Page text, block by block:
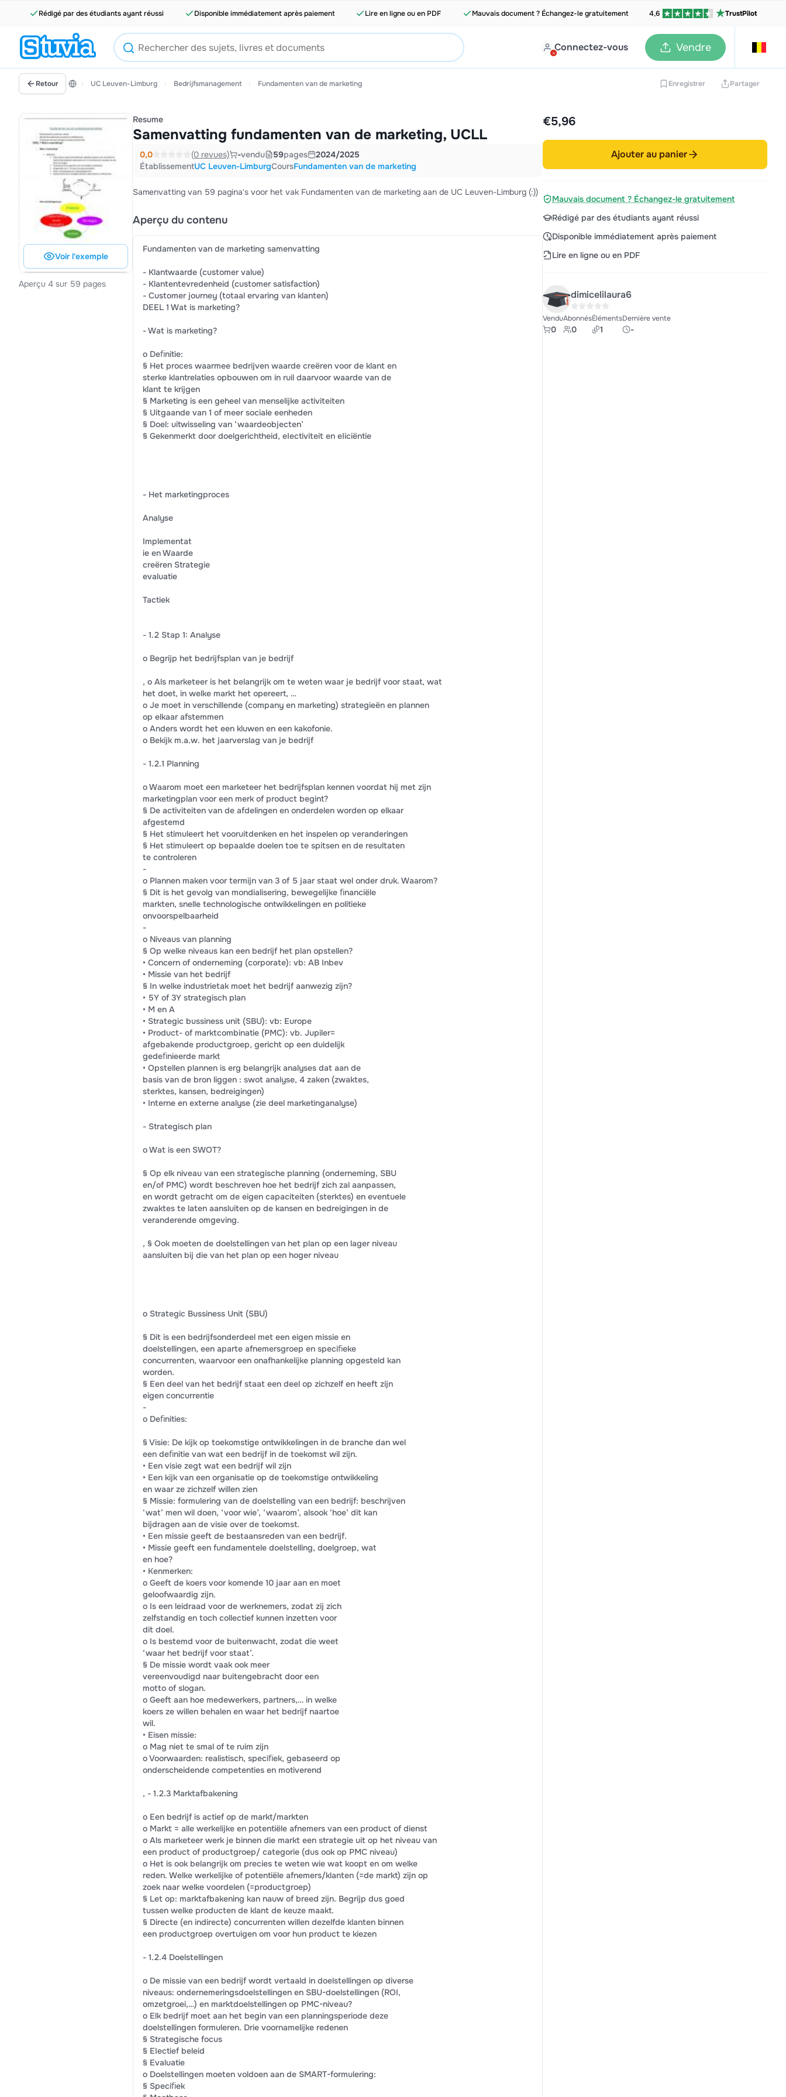
Rédigé par des étudiants ayant réussi Disponible immédiatement après paiement Lire en ligne ou en PDF Mauvais document ? Échangez-le gratuitement 4,6 TrustPilot
Connectez-vous Vendre
Retour UC Leuven-Limburg Bedrijfsmanagement Fundamenten van de marketing Enregistrer Partager
Voir l'exemple
Aperçu 4 sur 59 pages
Resume
Samenvatting fundamenten van de marketing, UCLL
0,0 (0 revues) -vendu 59pages
2024/2025
ÉtablissementUC Leuven-LimburgCoursFundamenten van de marketing
Samenvatting van 59 pagina's voor het vak Fundamenten van de marketing aan de UC Leuven-Limburg (:))
Aperçu du contenu
Fundamenten van de marketing samenvatting
- Klantwaarde (customer value)
- Klantentevredenheid (customer satisfaction)
- Customer journey (totaal ervaring van klanten)
DEEL 1 Wat is marketing?
- Wat is marketing?
o Deﬁnitie:
§ Het proces waarmee bedrijven waarde creëren voor de klant en
sterke klantrelaties opbouwen om in ruil daarvoor waarde van de
klant te krijgen
§ Marketing is een geheel van menselijke activiteiten
§ Uitgaande van 1 of meer sociale eenheden
§ Doel: uitwisseling van ‘waardeobjecten’
§ Gekenmerkt door doelgerichtheid, eIectiviteit en eIiciëntie
- Het marketingproces
Analyse
Implementat
ie en Waarde
creëren Strategie
evaluatie
Tactiek
- 1.2 Stap 1: Analyse
o Begrijp het bedrijfsplan van je bedrijf
, o Als marketeer is het belangrijk om te weten waar je bedrijf voor staat, wat
het doet, in welke markt het opereert, …
o Je moet in verschillende (company en marketing) strategieën en plannen
op elkaar afstemmen
o Anders wordt het een kluwen en een kakofonie.
o Bekijk m.a.w. het jaarverslag van je bedrijf
- 1.2.1 Planning
o Waarom moet een marketeer het bedrijfsplan kennen voordat hij met zijn
marketingplan voor een merk of product begint?
§ De activiteiten van de afdelingen en onderdelen worden op elkaar
afgestemd
§ Het stimuleert het vooruitdenken en het inspelen op veranderingen
§ Het stimuleert op bepaalde doelen toe te spitsen en de resultaten
te controleren
-
o Plannen maken voor termijn van 3 of 5 jaar staat wel onder druk. Waarom?
§ Dit is het gevolg van mondialisering, bewegelijke ﬁnanciële
markten, snelle technologische ontwikkelingen en politieke
onvoorspelbaarheid
-
o Niveaus van planning
§ Op welke niveaus kan een bedrijf het plan opstellen?
• Concern of onderneming (corporate): vb: AB Inbev
• Missie van het bedrijf
§ In welke industrietak moet het bedrijf aanwezig zijn?
• 5Y of 3Y strategisch plan
• M en A
• Strategic bussiness unit (SBU): vb: Europe
• Product- of marktcombinatie (PMC): vb. Jupiler=
afgebakende productgroep, gericht op een duidelijk
gedeﬁnieerde markt
• Opstellen plannen is erg belangrijk analyses dat aan de
basis van de bron liggen : swot analyse, 4 zaken (zwaktes,
sterktes, kansen, bedreigingen)
• Interne en externe analyse (zie deel marketinganalyse)
- Strategisch plan
o Wat is een SWOT?
§ Op elk niveau van een strategische planning (onderneming, SBU
en/of PMC) wordt beschreven hoe het bedrijf zich zal aanpassen,
en wordt getracht om de eigen capaciteiten (sterktes) en eventuele
zwaktes te laten aansluiten op de kansen en bedreigingen in de
veranderende omgeving.
, § Ook moeten de doelstellingen van het plan op een lager niveau
aansluiten bij die van het plan op een hoger niveau
o Strategic Bussiness Unit (SBU)
§ Dit is een bedrijfsonderdeel met een eigen missie en
doelstellingen, een aparte afnemersgroep en speciﬁeke
concurrenten, waarvoor een onafhankelijke planning opgesteld kan
worden.
§ Een deel van het bedrijf staat een deel op zichzelf en heeft zijn
eigen concurrentie
-
o Deﬁnities:
§ Visie: De kijk op toekomstige ontwikkelingen in de branche dan wel
een deﬁnitie van wat een bedrijf in de toekomst wil zijn.
• Een visie zegt wat een bedrijf wil zijn
• Een kijk van een organisatie op de toekomstige ontwikkeling
en waar ze zichzelf willen zien
§ Missie: formulering van de doelstelling van een bedrijf: beschrijven
‘wat’ men wil doen, ‘voor wie’, ‘waarom’, alsook ‘hoe’ dit kan
bijdragen aan de visie over de toekomst.
• Een missie geeft de bestaansreden van een bedrijf.
• Missie geeft een fundamentele doelstelling, doelgroep, wat
en hoe?
• Kenmerken:
o Geeft de koers voor komende 10 jaar aan en moet
geloofwaardig zijn.
o Is een leidraad voor de werknemers, zodat zij zich
zelfstandig en toch collectief kunnen inzetten voor
dit doel.
o Is bestemd voor de buitenwacht, zodat die weet
‘waar het bedrijf voor staat’.
§ De missie wordt vaak ook meer
vereenvoudigd naar buitengebracht door een
motto of slogan.
o Geeft aan hoe medewerkers, partners,… in welke
koers ze willen behalen en waar het bedrijf naartoe
wil.
• Eisen missie:
o Mag niet te smal of te ruim zijn
o Voorwaarden: realistisch, speciﬁek, gebaseerd op
onderscheidende competenties en motiverend
, - 1.2.3 Marktafbakening
o Een bedrijf is actief op de markt/markten
o Markt = alle werkelijke en potentiële afnemers van een product of dienst
o Als marketeer werk je binnen die markt een strategie uit op het niveau van
een product of productgroep/ categorie (dus ook op PMC niveau)
o Het is ook belangrijk om precies te weten wie wat koopt en om welke
reden. Welke werkelijke of potentiële afnemers/klanten (=de markt) zijn op
zoek naar welke voordelen (=productgroep)
§ Let op: marktafbakening kan nauw of breed zijn. Begrijp dus goed
tussen welke producten de klant de keuze maakt.
§ Directe (en indirecte) concurrenten willen dezelfde klanten binnen
een productgroep overtuigen om voor hun product te kiezen
- 1.2.4 Doelstellingen
o De missie van een bedrijf wordt vertaald in doelstellingen op diverse
niveaus: ondernemeringsdoelstellingen en SBU-doelstellingen (ROI,
omzetgroei,…) en marktdoelstellingen op PMC-niveau?
o Elk bedrijf moet aan het begin van een planningsperiode deze
doelstellingen formuleren. Drie voornamelijke redenen
§ Strategische focus
§ EIectief beleid
§ Evaluatie
o Doelstellingen moeten voldoen aan de SMART-formulering:
§ Speciﬁek
€5,96
Ajouter au panier
Mauvais document ? Échangez-le gratuitement
Rédigé par des étudiants ayant réussi
Disponible immédiatement après paiement
Lire en ligne ou en PDF
dimicelilaura6
Vendu
0
Abonnés
0
Éléments
1
Dernière vente
-